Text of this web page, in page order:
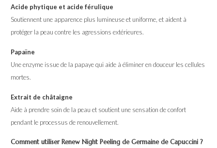
Acide phytique et acide férulique
Soutiennent une apparence plus lumineuse et uniforme, et aident à
protéger la peau contre les agressions extérieures.
Papaïne
Une enzyme issue de la papaye qui aide à éliminer en douceur les cellules
mortes.
Extrait de châtaigne
Aide à prendre soin de la peau et soutient une sensation de confort
pendant le processus de renouvellement.
Comment utiliser Renew Night Peeling de Germaine de Capuccini ?